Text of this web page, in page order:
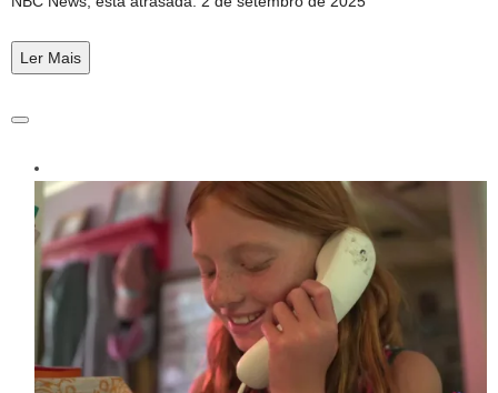
Ler Mais